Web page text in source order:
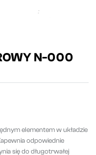
N-000
elementem w układzie
odpowiednie
się do długotrwałej